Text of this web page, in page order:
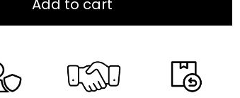
Add to cart